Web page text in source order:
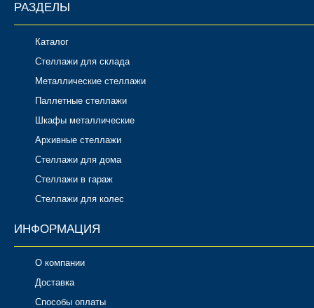
РАЗДЕЛЫ
Каталог
Стеллажи для склада
Металлические стеллажи
Паллетные стеллажи
Шкафы металлические
Архивные стеллажи
Стеллажи для дома
Стеллажи в гараж
Стеллажи для колес
ИНФОРМАЦИЯ
О компании
Доставка
Способы оплаты